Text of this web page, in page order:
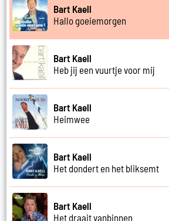
Bart Kaell
Hallo goeiemorgen
Bart Kaell
Heb jij een vuurtje voor mij
Bart Kaell
Heimwee
Bart Kaell
Het dondert en het bliksemt
Bart Kaell
Het draait vanbinnen